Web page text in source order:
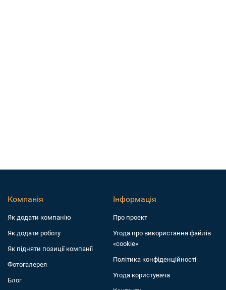
Компанія
Як додати компанiю
Як додати роботу
Як підняти позиції компанії
Фотогалерея
Блог
Інформація
Про проект
Угода про використання файлів
«cookie»
Політика конфіденційності
Угода користувача